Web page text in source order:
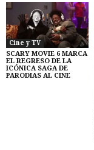
Cine y TV
SCARY MOVIE 6 MARCA
EL REGRESO DE LA
ICÓNICA SAGA DE
PARODIAS AL CINE